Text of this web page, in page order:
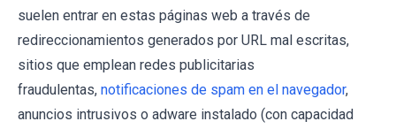
suelen entrar en estas páginas web a través de
redireccionamientos generados por URL mal escritas,
sitios que emplean redes publicitarias
fraudulentas, notificaciones de spam en el navegador,
anuncios intrusivos o adware instalado (con capacidad